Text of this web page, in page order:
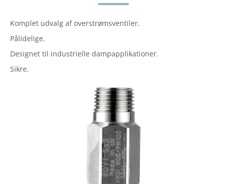
Komplet udvalg af overstrømsventiler.
Pålidelige.
Designet til industrielle dampapplikationer.
Sikre.